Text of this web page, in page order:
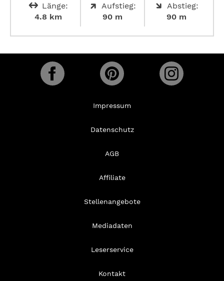
Länge:
4.8 km
Aufstieg:
90 m
Abstieg:
90 m
Impressum
Datenschutz
AGB
Affiliate
Stellenangebote
Mediadaten
Leserservice
Kontakt